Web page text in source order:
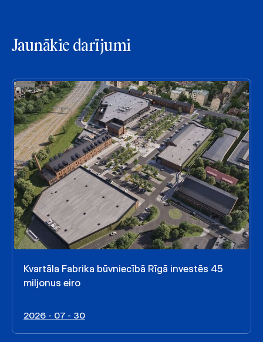
Jaunākie darījumi
Kvartāla Fabrika būvniecībā Rīgā investēs 45
miljonus eiro
2026 - 07 - 30